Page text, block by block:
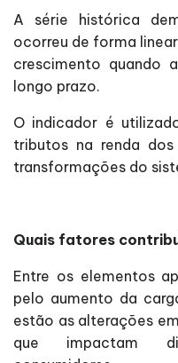
A série histórica
ocorreu de forma
crescimento quando
longo prazo.
O indicador é
tributos na renda
transformações do
Quais fatores
Entre os elementos
pelo aumento da
estão as alterações
que impactam